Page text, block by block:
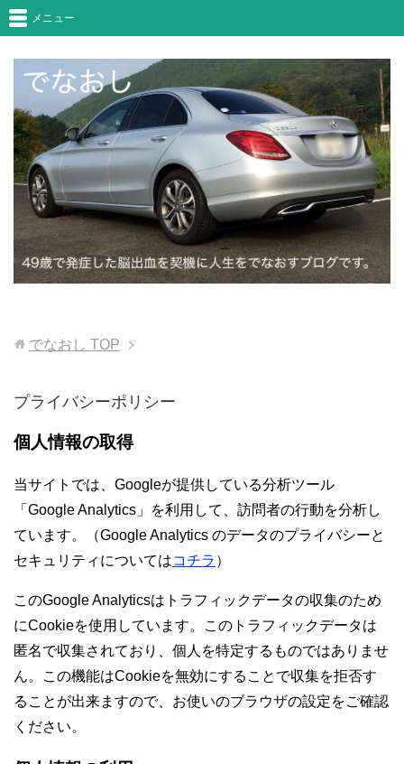
メニュー
でなおし TOP
プライバシーポリシー
個人情報の取得
当サイトでは、Googleが提供している分析ツール
「Google Analytics」を利用して、訪問者の行動を分析し
ています。（Google Analytics のデータのプライバシーと
セキュリティについてはコチラ ）
このGoogle Analyticsはトラフィックデータの収集のため
にCookieを使用しています。このトラフィックデータは
匿名で収集されており、個人を特定するものではありませ
ん。この機能はCookieを無効にすることで収集を拒否す
ることが出来ますので、お使いのブラウザの設定をご確認
ください。